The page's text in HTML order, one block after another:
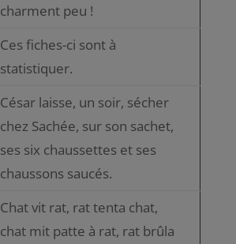
charment peu !
Ces fiches-ci sont à
statistiquer.
César laisse, un soir, sécher
chez Sachée, sur son sachet,
ses six chaussettes et ses
chaussons saucés.
Chat vit rat, rat tenta chat,
chat mit patte à rat, rat brûla